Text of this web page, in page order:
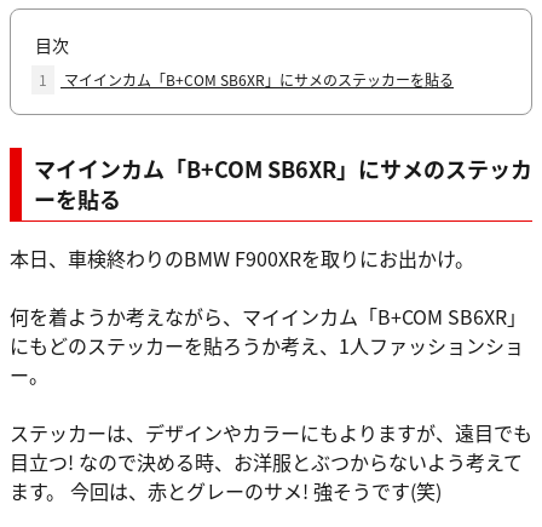
目次
1 マイインカム「B+COM SB6XR」にサメのステッカーを貼る
マイインカム「B+COM SB6XR」にサメのステッカ
ーを貼る
本日、車検終わりのBMW F900XRを取りにお出かけ。
何を着ようか考えながら、マイインカム「B+COM SB6XR」
にもどのステッカーを貼ろうか考え、1人ファッションショ
ー。
ステッカーは、デザインやカラーにもよりますが、遠目でも
目立つ! なので決める時、お洋服とぶつからないよう考えて
ます。 今回は、赤とグレーのサメ! 強そうです(笑)